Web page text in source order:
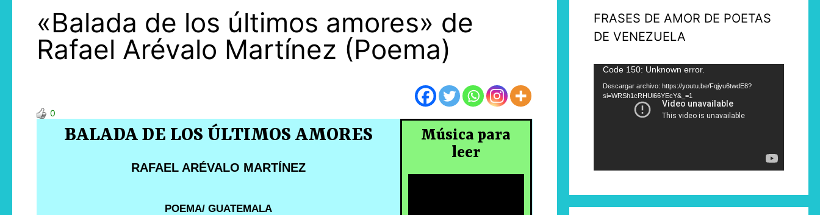
«Balada de los últimos amores» de
Rafael Arévalo Martínez (Poema)
0
BALADA DE LOS ÚLTIMOS AMORES
RAFAEL ARÉVALO MARTÍNEZ
POEMA/ GUATEMALA
Música para
leer
FRASES DE AMOR DE POETAS
DE VENEZUELA
Reproductor
de
vídeo
Code 150: Unknown error.
Descargar archivo: https://youtu.be/Fqjyu6twdE8?
si=WRSh1cRHUl66YEcY&_=1